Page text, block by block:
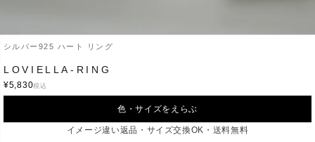
シルバー925 ハート リング
LOVIELLA-RING
¥5,830税込
色・サイズをえらぶ
イメージ違い返品・サイズ交換OK・送料無料